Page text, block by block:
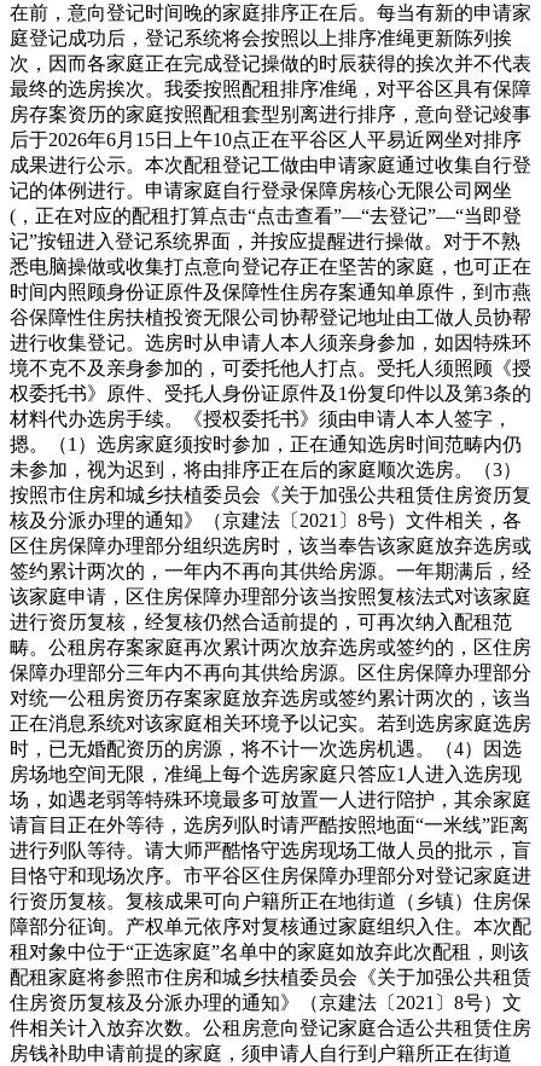
在前，意向登记时间晚的家庭排序正在后。每当有新的申请家
庭登记成功后，登记系统将会按照以上排序准绳更新陈列挨
次，因而各家庭正在完成登记操做的时辰获得的挨次并不代表
最终的选房挨次。我委按照配租排序准绳，对平谷区具有保障
房存案资历的家庭按照配租套型别离进行排序，意向登记竣事
后于2026年6月15日上午10点正在平谷区人平易近网坐对排序
成果进行公示。本次配租登记工做由申请家庭通过收集自行登
记的体例进行。申请家庭自行登录保障房核心无限公司网坐
(，正在对应的配租打算点击“点击查看”—“去登记”—“当即登
记”按钮进入登记系统界面，并按应提醒进行操做。对于不熟
悉电脑操做或收集打点意向登记存正在坚苦的家庭，也可正在
时间内照顾身份证原件及保障性住房存案通知单原件，到市燕
谷保障性住房扶植投资无限公司协帮登记地址由工做人员协帮
进行收集登记。选房时从申请人本人须亲身参加，如因特殊环
境不克不及亲身参加的，可委托他人打点。受托人须照顾《授
权委托书》原件、受托人身份证原件及1份复印件以及第3条的
材料代办选房手续。《授权委托书》须由申请人本人签字，
摁。（1）选房家庭须按时参加，正在通知选房时间范畴内仍
未参加，视为迟到，将由排序正在后的家庭顺次选房。（3）
按照市住房和城乡扶植委员会《关于加强公共租赁住房资历复
核及分派办理的通知》（京建法〔2021〕8号）文件相关，各
区住房保障办理部分组织选房时，该当奉告该家庭放弃选房或
签约累计两次的，一年内不再向其供给房源。一年期满后，经
该家庭申请，区住房保障办理部分该当按照复核法式对该家庭
进行资历复核，经复核仍然合适前提的，可再次纳入配租范
畴。公租房存案家庭再次累计两次放弃选房或签约的，区住房
保障办理部分三年内不再向其供给房源。区住房保障办理部分
对统一公租房资历存案家庭放弃选房或签约累计两次的，该当
正在消息系统对该家庭相关环境予以记实。若到选房家庭选房
时，已无婚配资历的房源，将不计一次选房机遇。（4）因选
房场地空间无限，准绳上每个选房家庭只答应1人进入选房现
场，如遇老弱等特殊环境最多可放置一人进行陪护，其余家庭
请盲目正在外等待，选房列队时请严酷按照地面“一米线”距离
进行列队等待。请大师严酷恪守选房现场工做人员的批示，盲
目恪守和现场次序。市平谷区住房保障办理部分对登记家庭进
行资历复核。复核成果可向户籍所正在地街道（乡镇）住房保
障部分征询。产权单元依序对复核通过家庭组织入住。本次配
租对象中位于“正选家庭”名单中的家庭如放弃此次配租，则该
配租家庭将参照市住房和城乡扶植委员会《关于加强公共租赁
住房资历复核及分派办理的通知》（京建法〔2021〕8号）文
件相关计入放弃次数。公租房意向登记家庭合适公共租赁住房
房钱补助申请前提的家庭，须申请人自行到户籍所正在街道